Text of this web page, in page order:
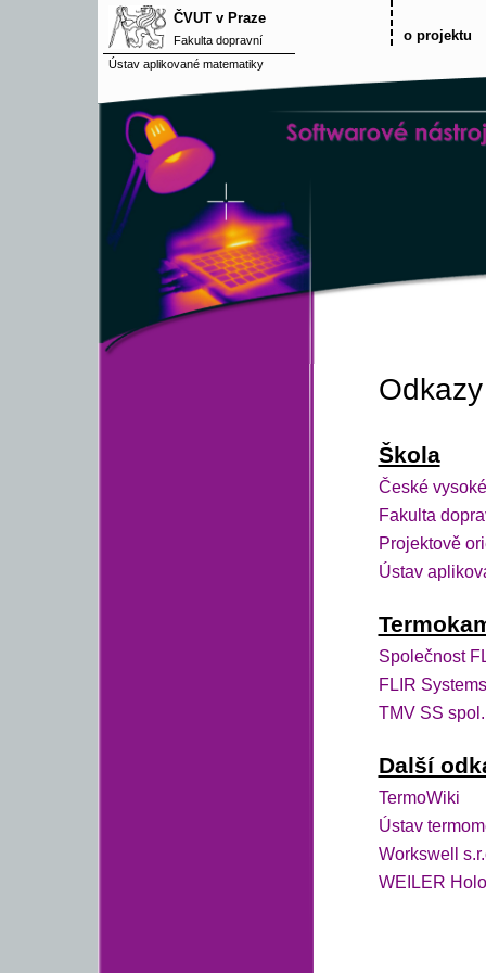
o projektu
ČVUT v Praze
Fakulta dopravní
Ústav aplikované matematiky
Odkazy
Škola
České
Fakulta
Projektově
Ústav
Společnost
FLIR
TMV SS
Další
TermoWiki
Ústav
Workswell
WEILER